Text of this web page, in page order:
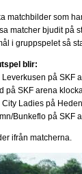
matchbilder som
matcher bjudit på
i gruppspelet så
blir:
på SKF
på SKF arena
Ladies på
Bunkeflo på SKF
ifrån matcherna.